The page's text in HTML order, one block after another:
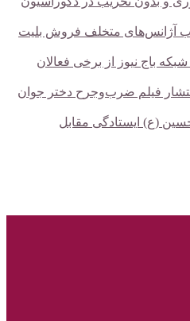
و حساب آژانس‌های متخلف فروش بلیت
باج نیوز از برخی فعالان
فیلم ضرب‌وجرح دختر جوان
(ع) ایستادگی مقابل